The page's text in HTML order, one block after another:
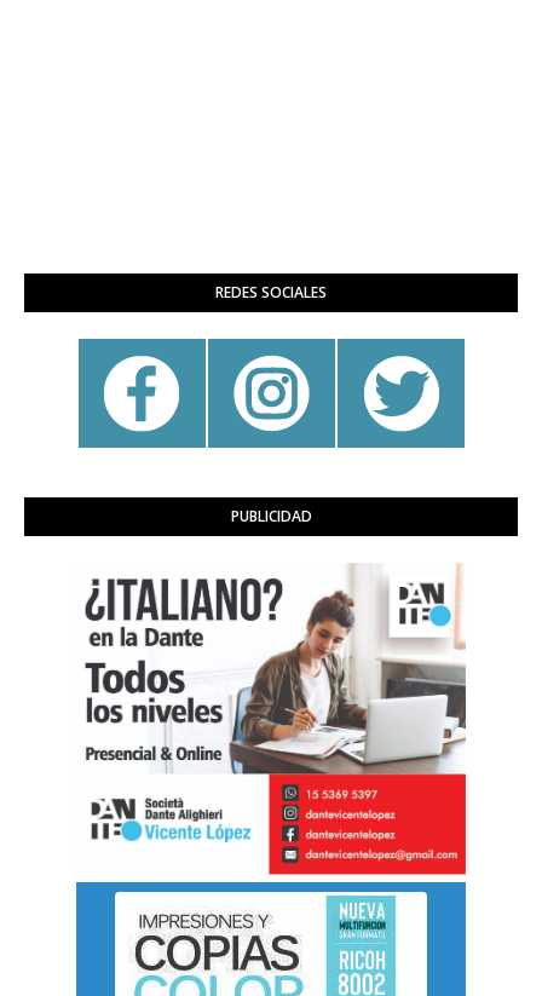
REDES SOCIALES
PUBLICIDAD